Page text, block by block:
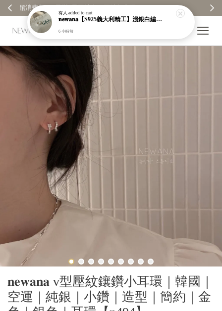
𝐧𝐞𝐰𝐚𝐧𝐚 v型壓紋鑲鑽小耳環｜韓國｜
空運｜純銀｜小鑽｜造型｜簡約｜金
有人 added to cart
𝐧𝐞𝐰𝐚𝐧𝐚【S925義大利精工】淺銀白編織紋寬版戒指｜粗戒指｜顯白｜開口戒｜現貨＋預購【n919】
6 小時前